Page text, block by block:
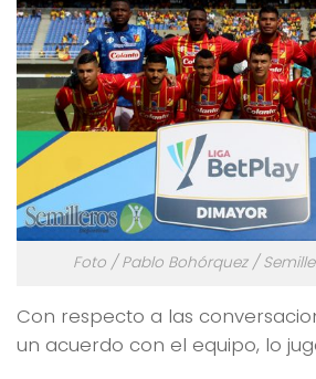
Foto / Pablo Bohórquez /
Con respecto a las
un acuerdo con el equipo, lo